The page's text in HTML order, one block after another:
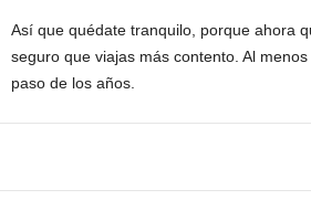
Así que quédate tranquilo, porque ahora
seguro que viajas más contento. Al
paso de los años.